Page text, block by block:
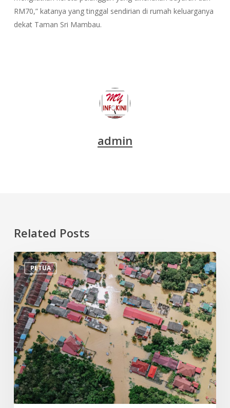
RM70,” katanya yang tinggal sendirian di rumah keluarganya
dekat Taman Sri Mambau.
admin
Related Posts
PETUA
Tips
Persiapan
Menghadapi
Banjir